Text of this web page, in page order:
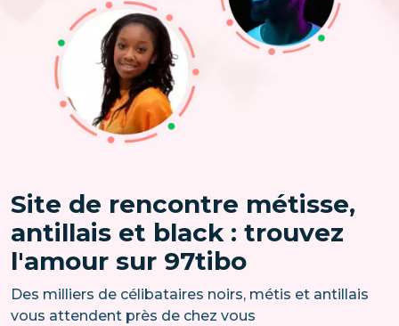
Site de rencontre métisse,
antillais et black : trouvez
l'amour sur 97tibo
Des milliers de célibataires noirs, métis et antillais
vous attendent près de chez vous